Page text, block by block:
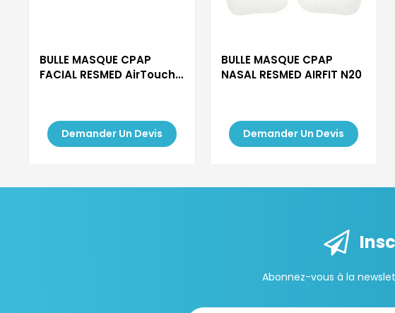
BULLE MASQUE CPAP
FACIAL RESMED AirTouch
Demander Un Devis
BULLE MASQUE CPAP
NASAL RESMED AIRFIT N20
Demander Un Devis
Abonnez-vous à la